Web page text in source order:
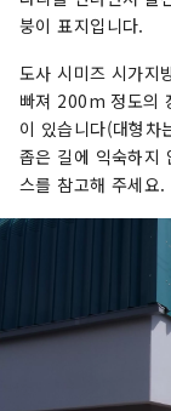
붕이 표지입니다.
도사 시미즈 시가지
빠져 200m 정도의
이 있습니다(대형차
좁은 길에 익숙하지
스를 참고해 주세요.